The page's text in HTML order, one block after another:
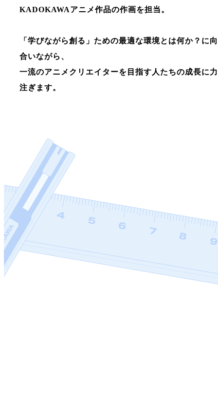
KADOKAWAアニメ作品の作画を担当。
「学びながら創る」ための最適な環境とは何か？に
合いながら、
一流のアニメクリエイターを目指す人たちの成長に
注ぎます。